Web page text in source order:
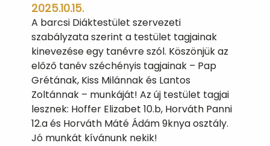
2025.10.15.
A barcsi Diáktestület szervezeti
szabályzata szerint a testület tagjainak
kinevezése egy tanévre szól. Köszönjük az
előző tanév széchényis tagjainak – Pap
Grétának, Kiss Milánnak és Lantos
Zoltánnak – munkáját! Az új testület tagjai
lesznek: Hoffer Elizabet 10.b, Horváth Panni
12.a és Horváth Máté Ádám 9knya osztály.
Jó munkát kívánunk nekik!